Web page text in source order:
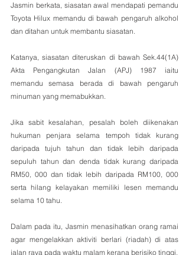
Jasmin berkata, siasatan awal mendapati pemandu
Toyota Hilux memandu di bawah pengaruh alkohol
dan ditahan untuk membantu siasatan.
Katanya, siasatan diteruskan di bawah Sek.44(1A)
Akta Pengangkutan Jalan (APJ) 1987 iaitu
memandu semasa berada di bawah pengaruh
minuman yang memabukkan.
Jika sabit kesalahan, pesalah boleh diikenakan
hukuman penjara selama tempoh tidak kurang
daripada tujuh tahun dan tidak lebih daripada
sepuluh tahun dan denda tidak kurang daripada
RM50, 000 dan tidak lebih daripada RM100, 000
serta hilang kelayakan memiliki lesen memandu
selama 10 tahu.
Dalam pada itu, Jasmin menasihatkan orang ramai
agar mengelakkan aktiviti berlari (riadah) di atas